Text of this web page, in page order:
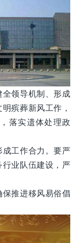
领导机制、形成
殡葬新风工作，
落实遗体处理政
工作合力。要严
业队伍建设，严
推进移风易俗倡